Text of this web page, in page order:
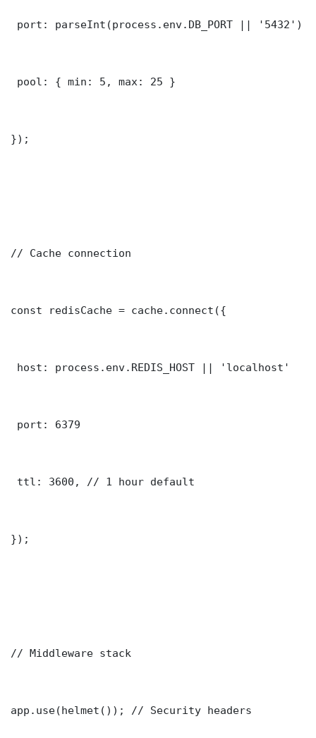
port: parseInt(process.env.DB_PORT || '5432')
pool: { min: 5, max: 25 }
});
// Cache connection
const redisCache = cache.connect({
host: process.env.REDIS_HOST || 'localhost'
port: 6379
ttl: 3600, // 1 hour default
});
// Middleware stack
app.use(helmet()); // Security headers